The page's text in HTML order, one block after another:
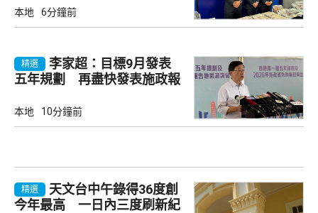
本地 6分鐘前
精選
李家超：目標9月發表
五年規劃 再盡快發表施政報
本地 10分鐘前
精選
天文台中午錄得36度創
今年最高 一日內三度刷新紀